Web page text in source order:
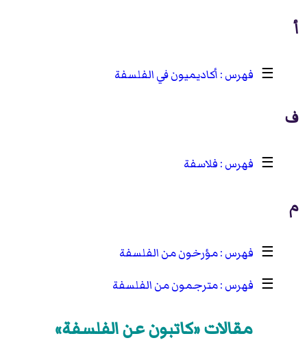
أ
☰ أكاديميون في الفلسفة
ف
☰ فلاسفة
م
☰
مؤرخون من الفلسفة
☰
مترجمون من الفلسفة
مقالات «كاتبون عن الفلسفة»